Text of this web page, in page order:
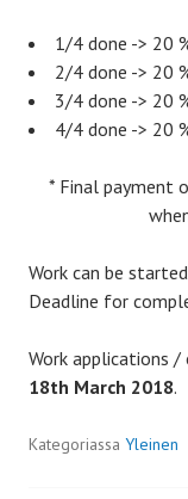
1/4 done -> 20
2/4 done -> 20
3/4 done -> 20
4/4 done -> 20
* Final payment
Work can be
Deadline for
Work applications
18th March 2018.
Kategoriassa Yleinen